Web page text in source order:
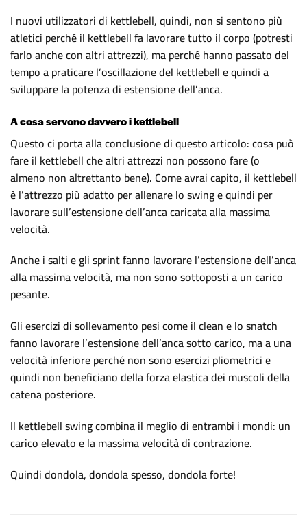
I nuovi utilizzatori di kettlebell, quindi, non si sentono più
atletici perché il kettlebell fa lavorare tutto il corpo (potresti
farlo anche con altri attrezzi), ma perché hanno passato del
tempo a praticare l’oscillazione del kettlebell e quindi a
sviluppare la potenza di estensione dell’anca.
A cosa servono davvero i kettlebell
Questo ci porta alla conclusione di questo articolo: cosa può
fare il kettlebell che altri attrezzi non possono fare (o
almeno non altrettanto bene). Come avrai capito, il kettlebell
è l’attrezzo più adatto per allenare lo swing e quindi per
lavorare sull’estensione dell’anca caricata alla massima
velocità.
Anche i salti e gli sprint fanno lavorare l’estensione dell’anca
alla massima velocità, ma non sono sottoposti a un carico
pesante.
Gli esercizi di sollevamento pesi come il clean e lo snatch
fanno lavorare l’estensione dell’anca sotto carico, ma a una
velocità inferiore perché non sono esercizi pliometrici e
quindi non beneficiano della forza elastica dei muscoli della
catena posteriore.
Il kettlebell swing combina il meglio di entrambi i mondi: un
carico elevato e la massima velocità di contrazione.
Quindi dondola, dondola spesso, dondola forte!